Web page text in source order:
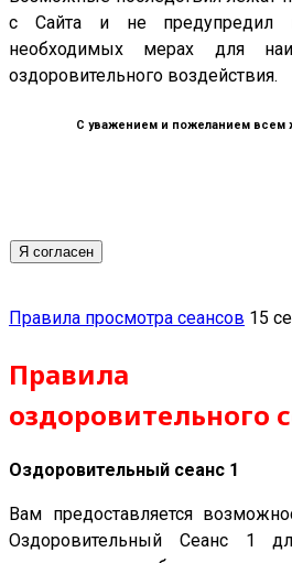
с Сайта и не предупредил
необходимых мерах для
оздоровительного воздействия.
С уважением и пожеланием
Я согласен
Правила просмотра сеансов 15
Правила
оздоровительного
Оздоровительный сеанс 1
Вам предоставляется
Оздоровительный Сеанс 1